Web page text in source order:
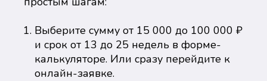
Выберите сумму от 15 000 до 100 000 ₽
и срок от 13 до 25 недель в форме-
калькуляторе. Или сразу перейдите к
онлайн-заявке.